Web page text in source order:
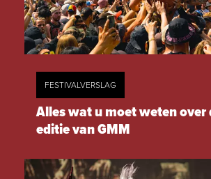
FESTIVALVERSLAG
Alles wat u moet weten over
editie van GMM